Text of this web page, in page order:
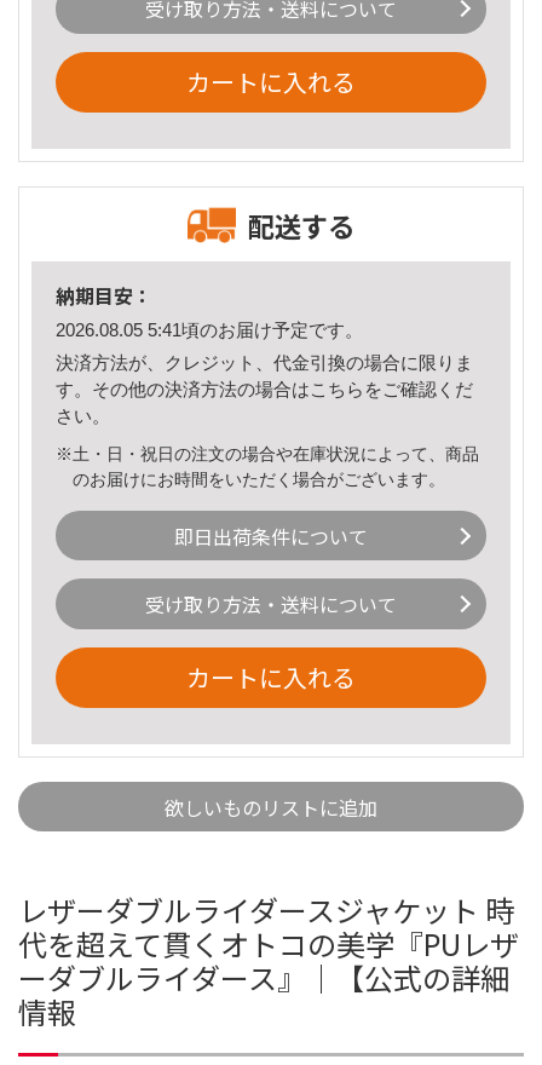
受け取り方法・送料について
カートに入れる
配送する
納期目安：
2026.08.05 5:41頃のお届け予定です。
決済方法が、クレジット、代金引換の場合に限りま
す。その他の決済方法の場合はこちら をご確認くだ
さい。
※土・日・祝日の注文の場合や在庫状況によって、商品
のお届けにお時間をいただく場合がございます。
即日出荷条件について
受け取り方法・送料について
カートに入れる
欲しいものリストに追加
レザーダブルライダースジャケット 時
代を超えて貫くオトコの美学『PUレザ
ーダブルライダース』｜【公式の詳細
情報